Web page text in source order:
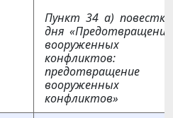
Пункт 34 а) повестки
дня «Предотвращение
вооруженных
конфликтов:
предотвращение
вооруженных
конфликтов»